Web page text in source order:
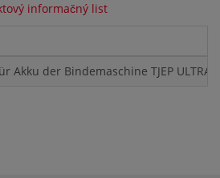
informačný list
Akku der Bindemaschine TJEP ULTRA